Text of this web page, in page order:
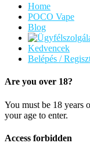
Home
POCO Vape
Blog
Kedvencek
Belépés /
Are you over 18?
You must be 18 years
your age to enter.
Access forbidden